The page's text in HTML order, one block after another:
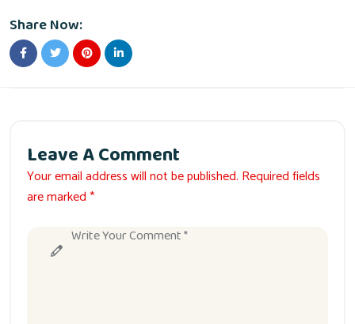
Share Now:
Leave A Comment
Your email address will not be published. Required fields
are marked *